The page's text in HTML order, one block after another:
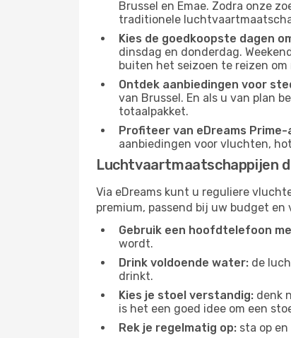
Brussel en Emae. Zodra onze
traditionele
Kies de goedkoopste dagen
dinsdag en donderdag.
buiten het seizoen te reizen om
Ontdek aanbiedingen voor
van Brussel. En als u van plan
totaalpakket.
Profiteer van eDreams Prime-
aanbiedingen voor vluchten,
Luchtvaartmaatschappijen
Via eDreams kunt u reguliere
premium, passend bij uw budget en
Gebruik een hoofdtelefoon
wordt.
Drink voldoende water: de
drinkt.
Kies je stoel verstandig: denk
is het een goed idee om een
Rek je regelmatig op: sta op